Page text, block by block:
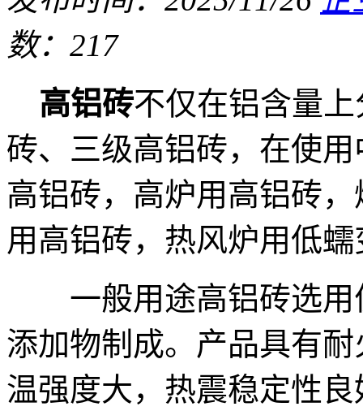
数：217
高铝砖不仅在铝含量
砖、三级高铝砖，在使
高铝砖，高炉用高铝砖
用高铝砖，热风炉用低
一般用途高铝砖选用
添加物制成。产品具有
温强度大，热震稳定性